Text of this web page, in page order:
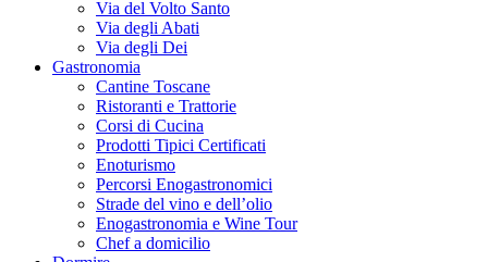
Via del Volto Santo
Via degli Abati
Via degli Dei
Gastronomia
Cantine Toscane
Ristoranti e Trattorie
Corsi di Cucina
Prodotti Tipici Certificati
Enoturismo
Percorsi Enogastronomici
Strade del vino e dell’olio
Enogastronomia e Wine Tour
Chef a domicilio